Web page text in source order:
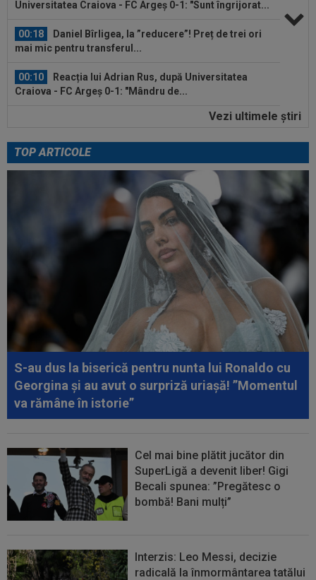
Universitatea Craiova - FC Argeș 0-1: "Sunt îngrijorat...
00:18
Daniel Bîrligea, la ”reducere”! Preț de trei ori
mai mic pentru transferul...
00:10
Reacția lui Adrian Rus, după Universitatea
Craiova - FC Argeș 0-1: "Mândru de...
Jucătorul "cu mobilitate de
00:56 VIDEO
Bogdan Andone, pus pe glume după
Craiova - FC Argeș 0-1! Ce i-a spus lui Gigi...
Filipe Coelho a surprins pe toată lumea, după
ce Universitatea Craiova a...
00:51
Au apărut imaginile: Darius Olaru, gol
de autor în Belgia! Comentatorii: "Nu se...
Au dat lovitura în fieful campioanei! ”E
conform așteptărilor!”
EXCLUSIV
Reacție categorică, după
Universitatea Craiova - FC Argeș 0-1: "Sunt îngrijorat...
Vezi ultimele ştiri
TOP ARTICOLE
S-au dus la biserică pentru nunta lui Ronaldo cu
Georgina și au avut o surpriză uriașă! ”Momentul
va rămâne în istorie”
Cel mai bine plătit jucător din
SuperLigă a devenit liber! Gigi
Becali spunea: ”Pregătesc o
bombă! Bani mulți”
Interzis: Leo Messi, decizie
radicală la înmormântarea tatălui